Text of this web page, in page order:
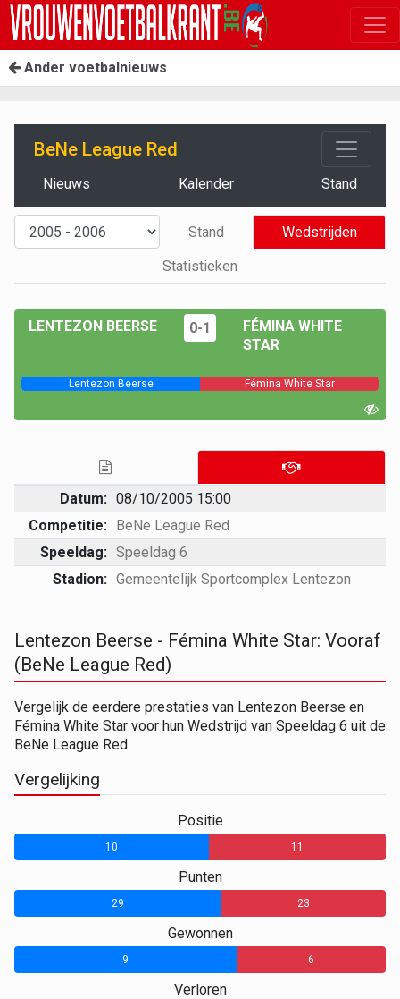
Ander voetbalnieuws
BeNe League Red
Nieuws Kalender Stand
Stand
Wedstrijden
Statistieken
LENTEZON BEERSE 0-1
FÉMINA WHITE
STAR
Lentezon Beerse Fémina White Star
Datum: 08/10/2005 15:00
Competitie: BeNe League Red
Speeldag: Speeldag 6
Stadion: Gemeentelijk Sportcomplex Lentezon
Lentezon Beerse - Fémina White Star: Vooraf
(BeNe League Red)
Vergelijk de eerdere prestaties van Lentezon Beerse en
Fémina White Star voor hun Wedstrijd van Speeldag 6 uit de
BeNe League Red.
Vergelijking
Positie
10 11
Punten
29 23
Gewonnen
9 6
Verloren